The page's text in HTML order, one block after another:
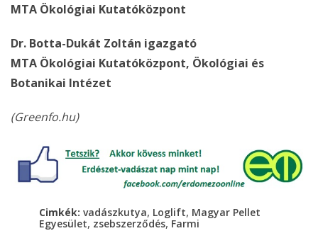
MTA Ökológiai Kutatóközpont
Dr. Botta-Dukát Zoltán igazgató
MTA Ökológiai Kutatóközpont, Ökológiai és
Botanikai Intézet
(Greenfo.hu)
Cimkék: vadászkutya, Loglift, Magyar Pellet
Egyesület, zsebszerződés,Farmi